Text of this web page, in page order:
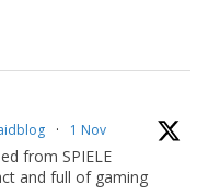
· 1 Nov
from SPIELE
and full of gaming